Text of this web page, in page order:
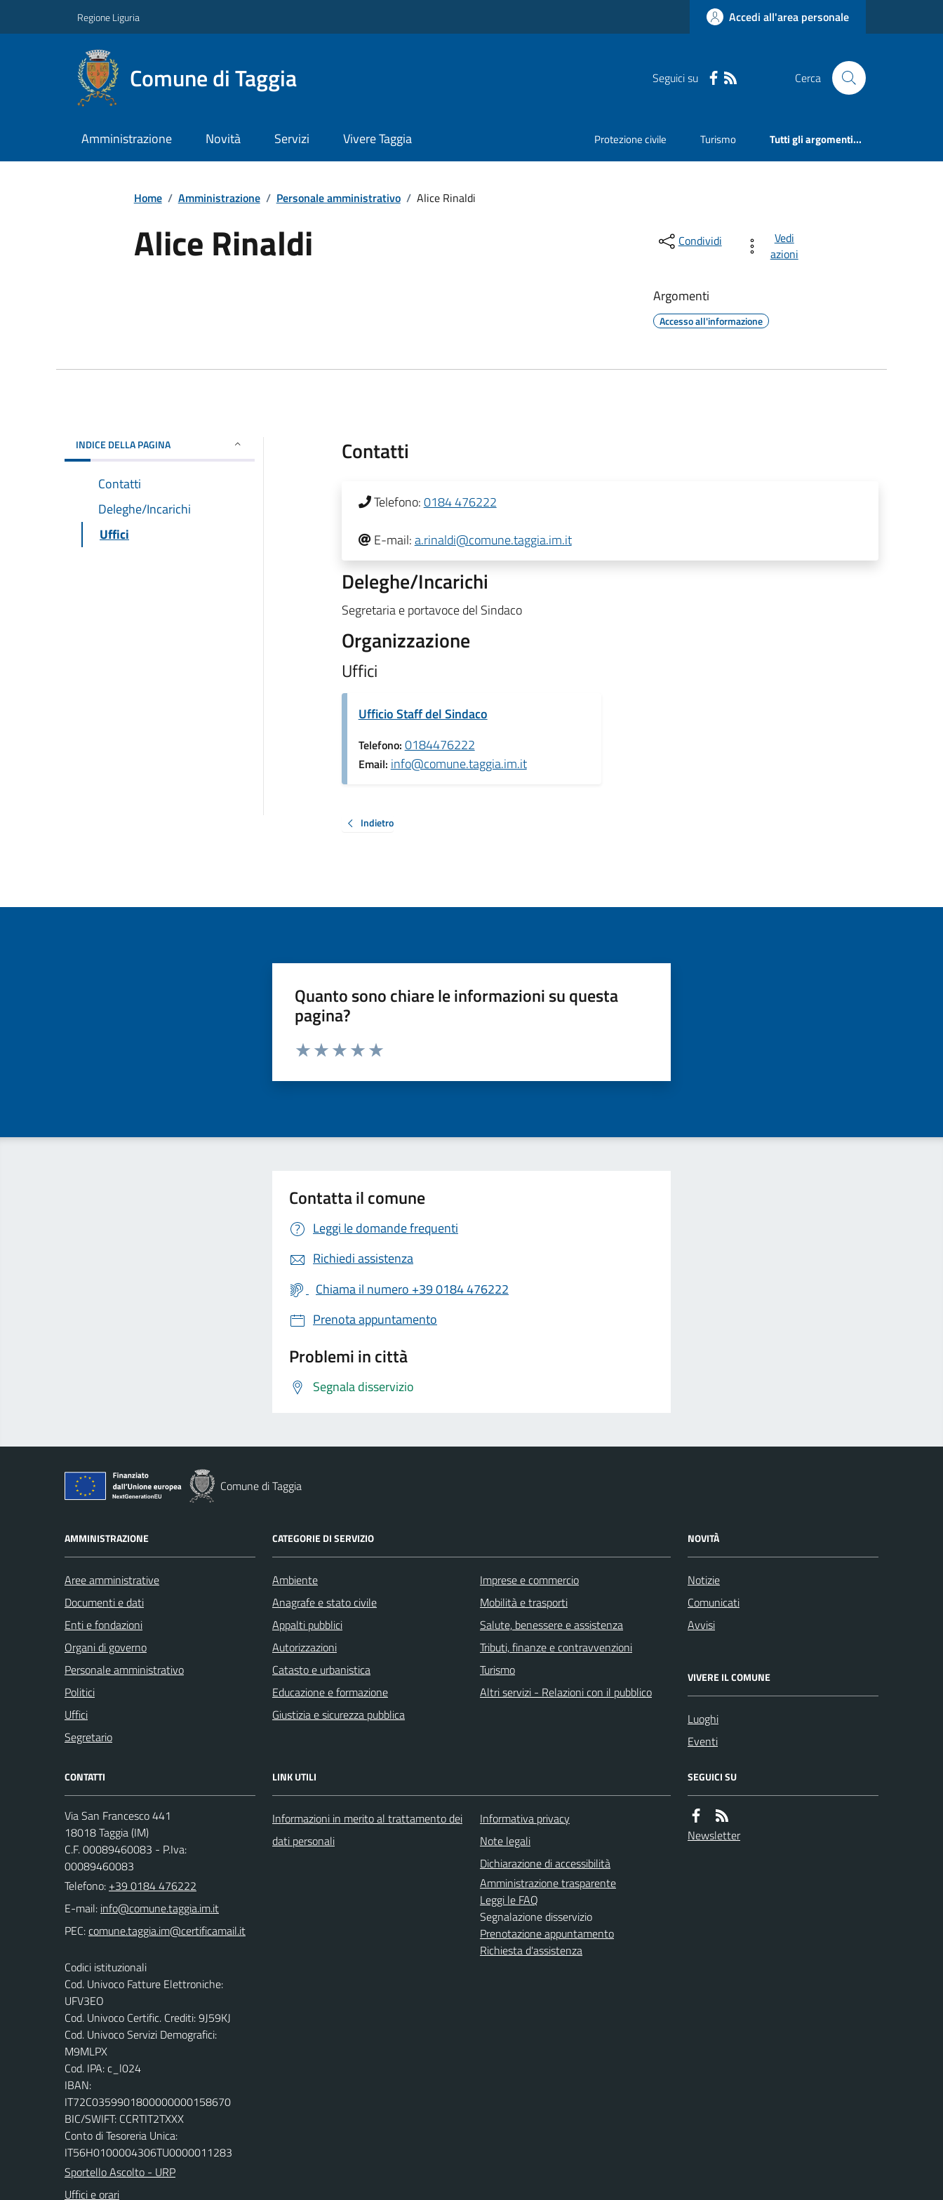
Regione Liguria Accedi all'area personale
Comune di Taggia Seguici su Cerca
Amministrazione Novità Servizi Vivere Taggia Protezione civile Turismo Tutti gli argomenti...
Home / Amministrazione / Personale amministrativo / Alice Rinaldi
Alice Rinaldi Condividi
Vedi
azioni
Argomenti
Accesso all'informazione
INDICE DELLA PAGINA
Contatti
Deleghe/Incarichi
Uffici
Contatti
Telefono:0184 476222
E-mail:a.rinaldi@comune.taggia.im.it
Deleghe/Incarichi
Segretaria e portavoce del Sindaco
Organizzazione
Uffici
Ufficio Staff del Sindaco
Telefono: 0184476222
Email: info@comune.taggia.im.it
Indietro
Quanto sono chiare le informazioni su questa
pagina?
Valuta da 1 a 5 stelle la pagina
Contatta il comune
Leggi le domande frequenti
Richiedi assistenza
Chiama il numero +39 0184 476222
Prenota appuntamento
Problemi in città
Segnala disservizio
Comune di Taggia
AMMINISTRAZIONE
Aree amministrative
Documenti e dati
Enti e fondazioni
Organi di governo
Personale amministrativo
Politici
Uffici
Segretario
CATEGORIE DI SERVIZIO
Ambiente
Anagrafe e stato civile
Appalti pubblici
Autorizzazioni
Catasto e urbanistica
Educazione e formazione
Giustizia e sicurezza pubblica
Imprese e commercio
Mobilità e trasporti
Salute, benessere e assistenza
Tributi, finanze e contravvenzioni
Turismo
Altri servizi - Relazioni con il pubblico
NOVITÀ
Notizie
Comunicati
Avvisi
VIVERE IL COMUNE
Luoghi
Eventi
CONTATTI
Via San Francesco 441
18018 Taggia (IM)
C.F. 00089460083 - P.Iva:
00089460083
Telefono: +39 0184 476222
E-mail:
PEC:
Codici istituzionali
Cod. Univoco Fatture Elettroniche:
UFV3EO
Cod. Univoco Certific. Crediti: 9J59KJ
Cod. Univoco Servizi Demografici:
M9MLPX
Cod. IPA: c_l024
IBAN:
IT72C0359901800000000158670
BIC/SWIFT: CCRTIT2TXXX
Conto di Tesoreria Unica:
IT56H0100004306TU0000011283
Sportello Ascolto - URP
Uffici e orari
LINK UTILI
Informazioni in merito al trattamento dei
dati personali
Informativa privacy
Note legali
Dichiarazione di accessibilità
Amministrazione trasparente
Leggi le FAQ
Segnalazione disservizio
Prenotazione appuntamento
Richiesta d'assistenza
SEGUICI SU
Newsletter